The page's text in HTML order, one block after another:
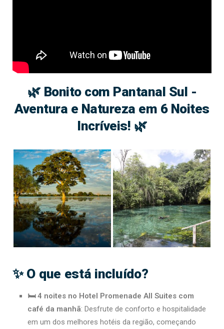
🌿 Bonito com Pantanal Sul -
Aventura e Natureza em 6 Noites
Incríveis! 🌿
✨ O que está incluído?
🛏 4 noites no Hotel Promenade All Suites com
café da manhã: Desfrute de conforto e hospitalidade
em um dos melhores hotéis da região, começando